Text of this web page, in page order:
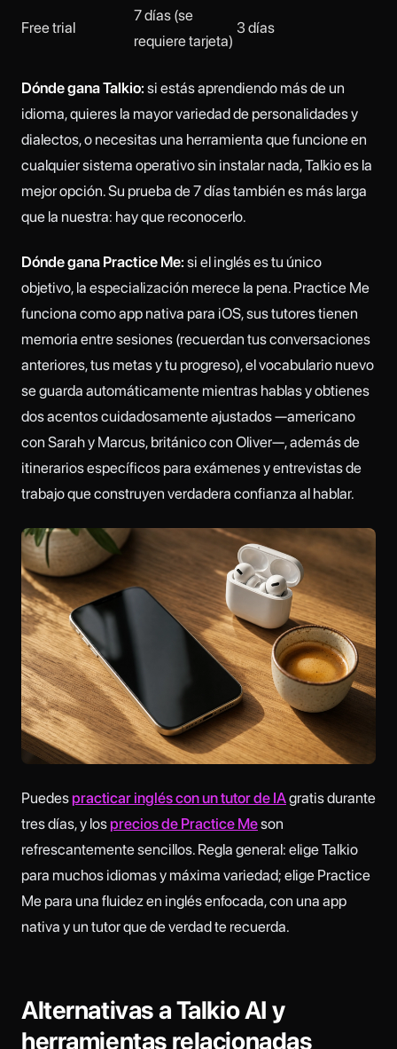
Free trial
7 días (se
requiere tarjeta)
3 días
Dónde gana Talkio: si estás aprendiendo más de un
idioma, quieres la mayor variedad de personalidades y
dialectos, o necesitas una herramienta que funcione en
cualquier sistema operativo sin instalar nada, Talkio es la
mejor opción. Su prueba de 7 días también es más larga
que la nuestra: hay que reconocerlo.
Dónde gana Practice Me: si el inglés es tu único
objetivo, la especialización merece la pena. Practice Me
funciona como app nativa para iOS, sus tutores tienen
memoria entre sesiones (recuerdan tus conversaciones
anteriores, tus metas y tu progreso), el vocabulario nuevo
se guarda automáticamente mientras hablas y obtienes
dos acentos cuidadosamente ajustados —americano
con Sarah y Marcus, británico con Oliver—, además de
itinerarios específicos para exámenes y entrevistas de
trabajo que construyen verdadera confianza al hablar.
Puedespracticar inglés con un tutor de IAgratis durante
tres días, y losprecios de Practice Meson
refrescantemente sencillos. Regla general: elige Talkio
para muchos idiomas y máxima variedad; elige Practice
Me para una fluidez en inglés enfocada, con una app
nativa y un tutor que de verdad te recuerda.
Alternativas a Talkio AI y
herramientas relacionadas